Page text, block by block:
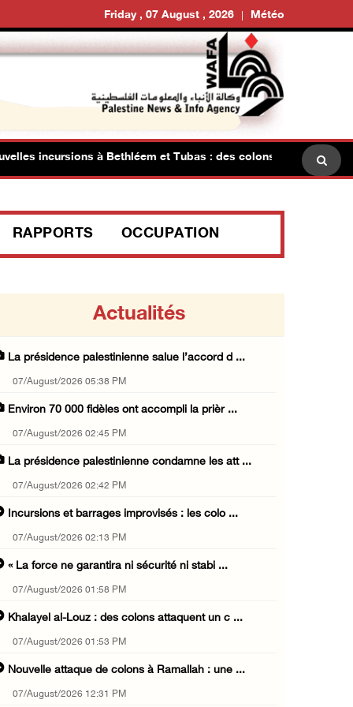
Friday , 07 August , 2026 Météo
incursions à Bethléem et Tubas : des colons investissent les
RAPPORTS OCCUPATION
Actualités
La présidence palestinienne salue l’accord d ...
07/August/2026 05:38 PM
Environ 70 000 fidèles ont accompli la prièr ...
07/August/2026 02:45 PM
La présidence palestinienne condamne les att ...
07/August/2026 02:42 PM
Incursions et barrages improvisés : les colo ...
07/August/2026 02:13 PM
« La force ne garantira ni sécurité ni stabi ...
07/August/2026 01:58 PM
Khalayel al-Louz : des colons attaquent un c ...
07/August/2026 01:53 PM
Nouvelle attaque de colons à Ramallah : une ...
07/August/2026 12:31 PM